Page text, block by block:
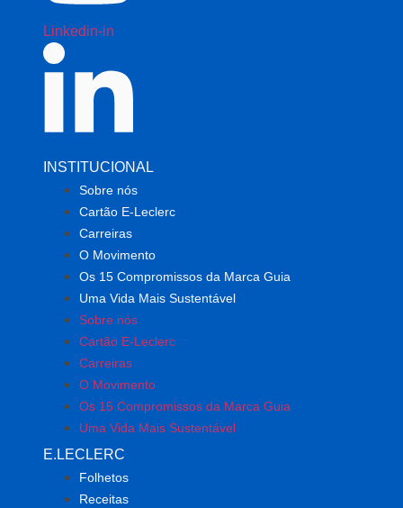
Linkedin-in
INSTITUCIONAL
Sobre nós
Cartão E-Leclerc
Carreiras
O Movimento
Os 15 Compromissos da Marca Guia
Uma Vida Mais Sustentável
Sobre nós
Cartão E-Leclerc
Carreiras
O Movimento
Os 15 Compromissos da Marca Guia
Uma Vida Mais Sustentável
E.LECLERC
Folhetos
Receitas